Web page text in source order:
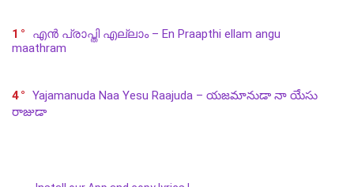
1
എൻ പ്രാപ്തി എല്ലാം – En Praapthi ellam angu
maathram
4
Yajamanuda Naa Yesu Raajuda – యజమానుడా నా యేసు
రాజుడా